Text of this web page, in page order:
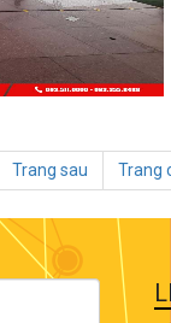
Trang sau Trang